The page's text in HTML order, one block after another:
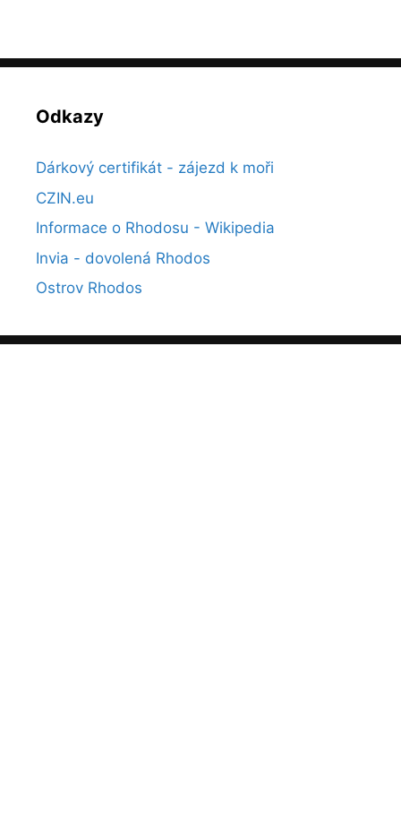
Odkazy
Dárkový certifikát - zájezd k moři
CZIN.eu
Informace o Rhodosu - Wikipedia
Invia - dovolená Rhodos
Ostrov Rhodos